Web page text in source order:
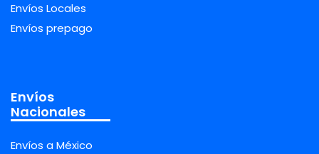
Envíos Locales
Envíos prepago
Envíos
Nacionales
Envíos a México